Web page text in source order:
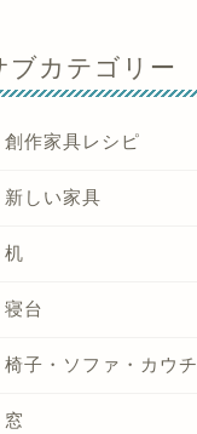
ブカテゴリー
創作家具レシピ
新しい家具
机
寝台
椅子・ソファ・カウチ
窓